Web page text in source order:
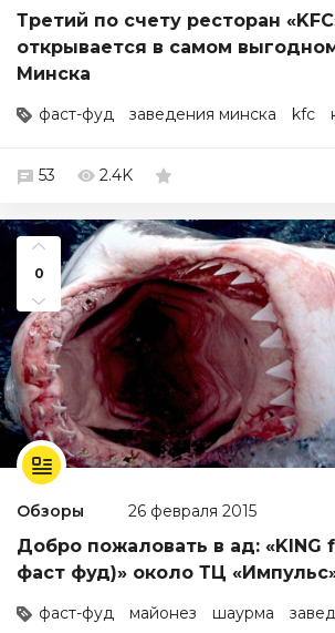
Третий по счету ресторан
открывается в самом
Минска
фаст-фуд заведения минска kfc
53 2.4K
0
Обзоры 26 февраля 2015
Добро пожаловать в ад: «KING
фаст фуд)» около ТЦ
фаст-фуд майонез шаурма